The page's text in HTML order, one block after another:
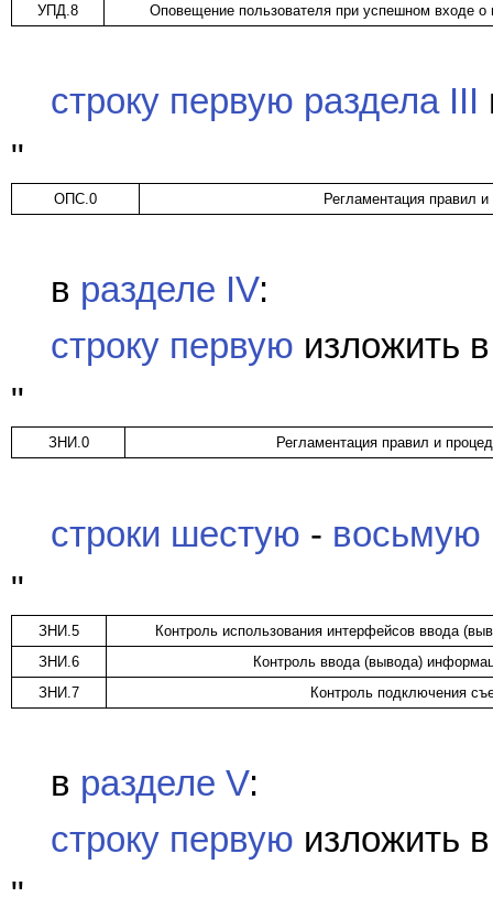
УПД.8 Оповещение пользователя при успешном входе
строку первую раздела III
"
ОПС.0 Регламентация правил
в разделе IV:
строку первую изложить
"
ЗНИ.0 Регламентация правил и
строки шестую - восьмую
"
ЗНИ.5
Контроль использования интерфейсов ввода
ЗНИ.6
Контроль ввода (вывода)
ЗНИ.7
Контроль подключения
в разделе V:
строку первую изложить